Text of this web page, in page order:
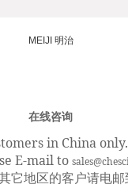
MEIJI 明治
在线咨询
in China
E-mail to
它地区的客户请电邮